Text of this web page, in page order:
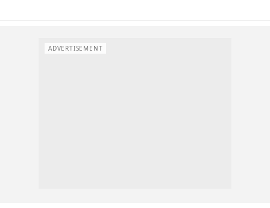
ADVERTISEMENT